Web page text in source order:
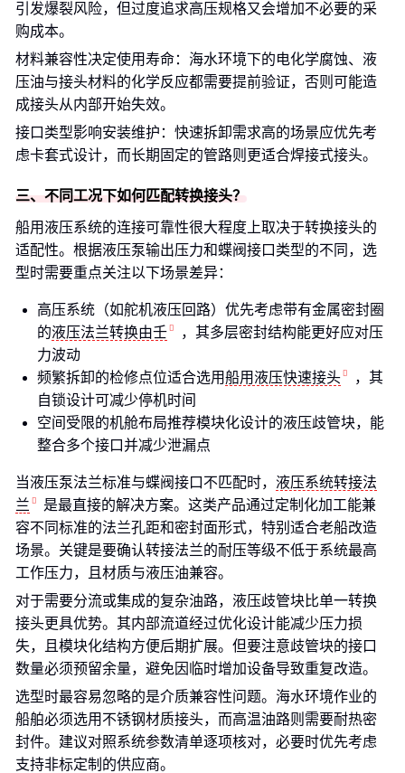
引发爆裂风险，但过度追求高压规格又会增加不必要的采
购成本。
材料兼容性决定使用寿命：海水环境下的电化学腐蚀、液
压油与接头材料的化学反应都需要提前验证，否则可能造
成接头从内部开始失效。
接口类型影响安装维护：快速拆卸需求高的场景应优先考
虑卡套式设计，而长期固定的管路则更适合焊接式接头。
三、不同工况下如何匹配转换接头？
船用液压系统的连接可靠性很大程度上取决于转换接头的
适配性。根据液压泵输出压力和蝶阀接口类型的不同，选
型时需要重点关注以下场景差异：
高压系统（如舵机液压回路）优先考虑带有金属密封圈
的液压法兰转换由壬
，其多层密封结构能更好应对压
力波动
频繁拆卸的检修点位适合选用船用液压快速接头
，其
自锁设计可减少停机时间
空间受限的机舱布局推荐模块化设计的液压歧管块，能
整合多个接口并减少泄漏点
当液压泵法兰标准与蝶阀接口不匹配时， 液压系统转接法
兰
是最直接的解决方案。这类产品通过定制化加工能兼
容不同标准的法兰孔距和密封面形式，特别适合老船改造
场景。关键是要确认转接法兰的耐压等级不低于系统最高
工作压力，且材质与液压油兼容。
对于需要分流或集成的复杂油路，液压歧管块比单一转换
接头更具优势。其内部流道经过优化设计能减少压力损
失，且模块化结构方便后期扩展。但要注意歧管块的接口
数量必须预留余量，避免因临时增加设备导致重复改造。
选型时最容易忽略的是介质兼容性问题。海水环境作业的
船舶必须选用不锈钢材质接头，而高温油路则需要耐热密
封件。建议对照系统参数清单逐项核对，必要时优先考虑
支持非标定制的供应商。